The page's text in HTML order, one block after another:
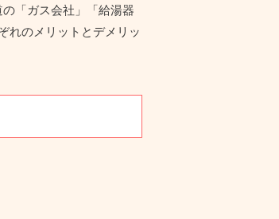
「ガス会社」「給湯器
れのメリットとデメリッ